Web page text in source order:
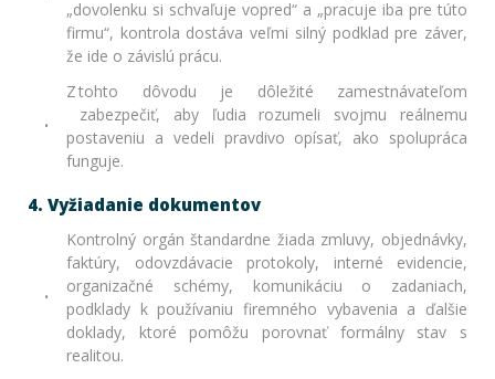
„dovolenku si schvaľuje vopred“ a „pracuje iba pre túto
firmu“, kontrola dostáva veľmi silný podklad pre záver,
že ide o závislú prácu.
Z tohto dôvodu je dôležité zamestnávateľom
zabezpečiť, aby ľudia rozumeli svojmu reálnemu
postaveniu a vedeli pravdivo opísať, ako spolupráca
funguje.
4. Vyžiadanie dokumentov
Kontrolný orgán štandardne žiada zmluvy, objednávky,
faktúry, odovzdávacie protokoly, interné evidencie,
organizačné schémy, komunikáciu o zadaniach,
podklady k používaniu firemného vybavenia a ďalšie
doklady, ktoré pomôžu porovnať formálny stav s
realitou.